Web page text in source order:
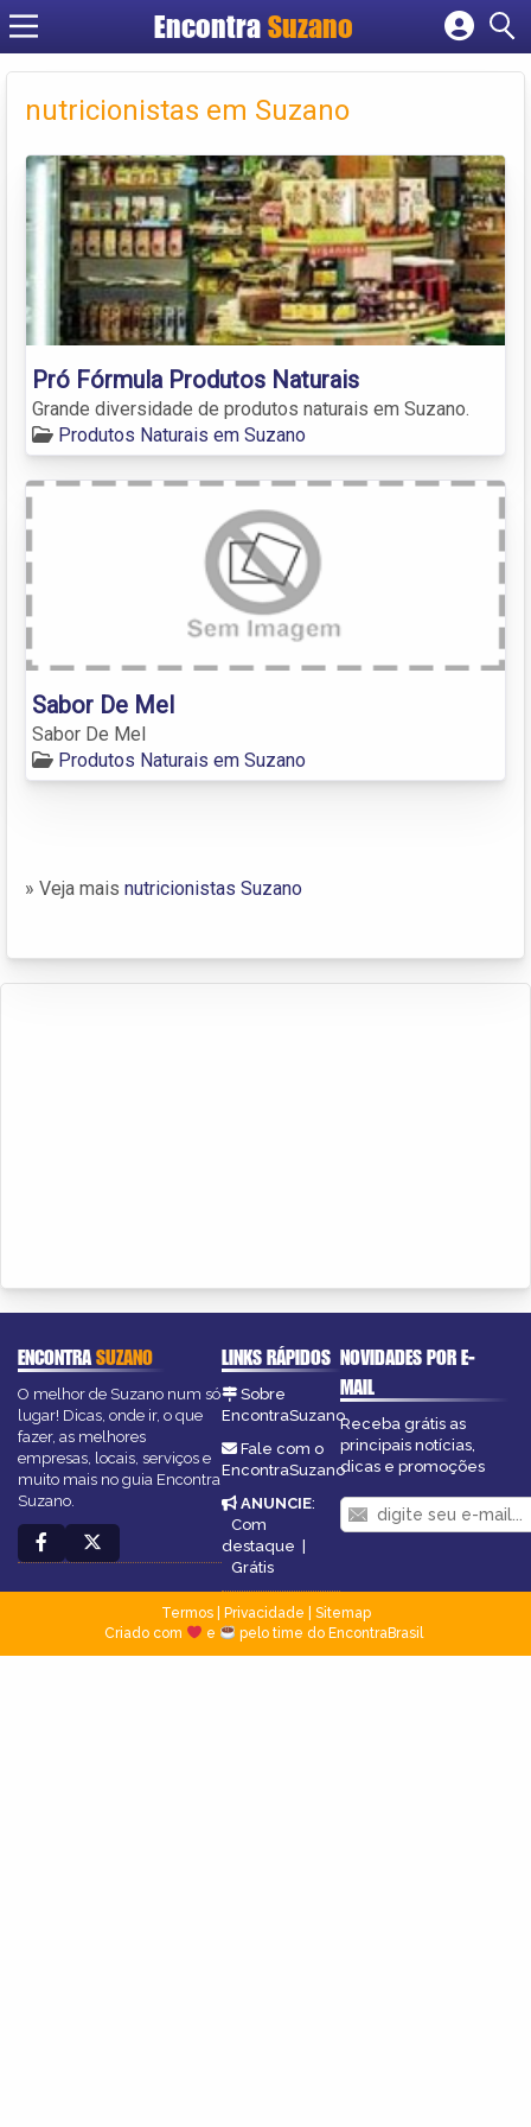
EncontraSuzano
Cadastrar empresa
Criar conta
nutricionistas em Suzano
Pró Fórmula Produtos Naturais
Grande diversidade de produtos naturais em Suzano.
Produtos Naturais em Suzano
Sabor De Mel
Sabor De Mel
Produtos Naturais em Suzano
» Veja mais nutricionistas Suzano
ENCONTRASUZANO
O melhor de Suzano num só
lugar! Dicas, onde ir, o que
fazer, as melhores
empresas, locais, serviços e
muito mais no guia Encontra
Suzano.
LINKS RÁPIDOS
Sobre
EncontraSuzano
Fale com o
EncontraSuzano
ANUNCIE:
Com
destaque |
Grátis
NOVIDADES POR E-
MAIL
Receba grátis as
principais notícias,
dicas e promoções
Termos| Privacidade
Sitemap
Criado com
e pelo time do EncontraBrasil